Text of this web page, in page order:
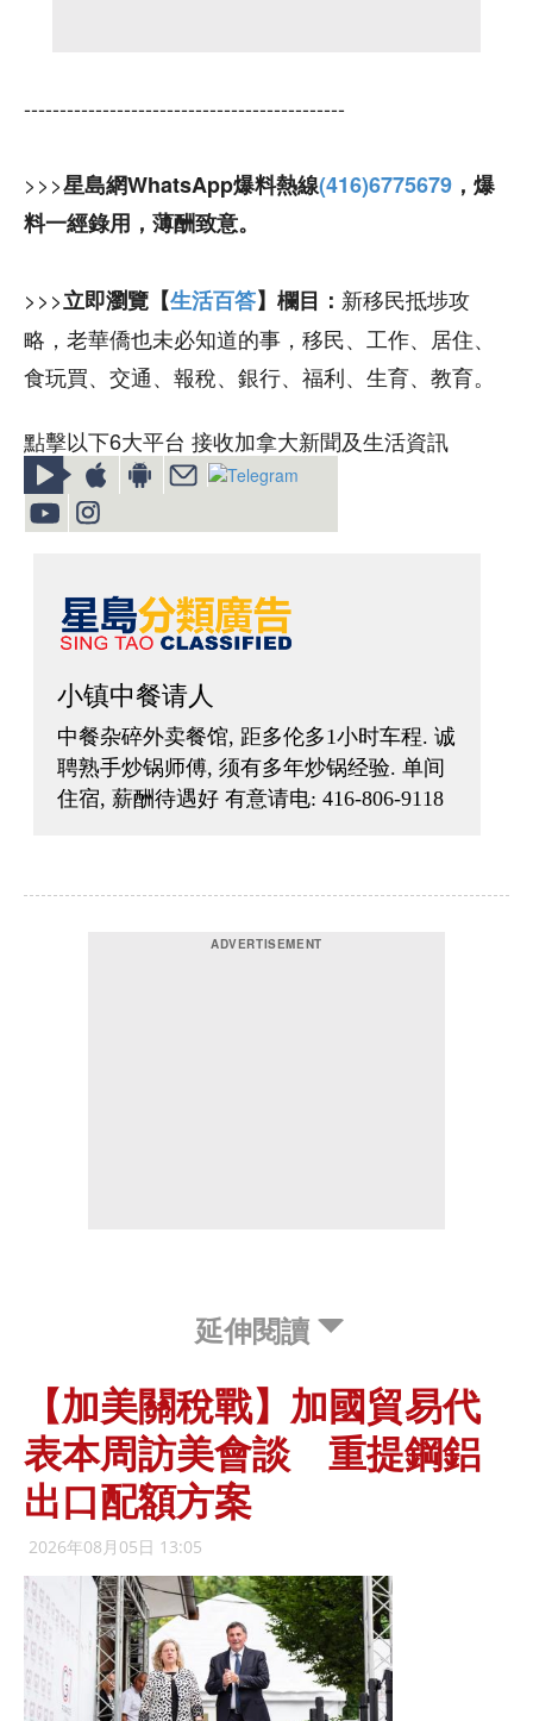
---------------------------------------------
>>>星島網WhatsApp爆料熱線(416)6775679 ，爆
料一經錄用，薄酬致意。
>>>立即瀏覽【生活百答】欄目： 新移民抵埗攻
略，老華僑也未必知道的事，移民、工作、居住、
食玩買、交通、報稅、銀行、福利、生育、教育。
點擊以下6大平台 接收加拿大新聞及生活資訊
延伸閱讀
【加美關稅戰】加國貿易代
表本周訪美會談 重提鋼鋁
出口配額方案
2026年08月05日 13:05